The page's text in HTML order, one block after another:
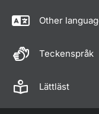
Other
Teckenspråk
Lättläst